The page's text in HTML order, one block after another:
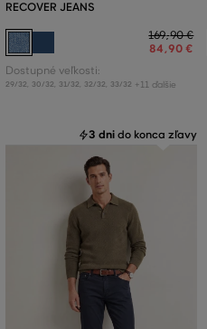
RECOVER JEANS
169,90 €
84,90 €
Dostupné veľkosti:
29/32 30/32 31/32 32/32 33/32 +11 ďalšie
3 dni do konca zľavy